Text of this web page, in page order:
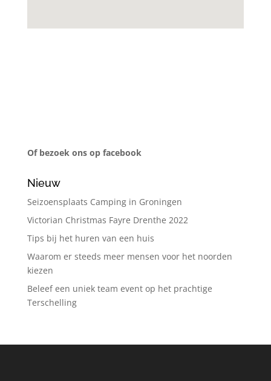
Of bezoek ons op facebook
Nieuw
Seizoensplaats Camping in Groningen
Victorian Christmas Fayre Drenthe 2022
Tips bij het huren van een huis
Waarom er steeds meer mensen voor het noorden
kiezen
Beleef een uniek team event op het prachtige
Terschelling